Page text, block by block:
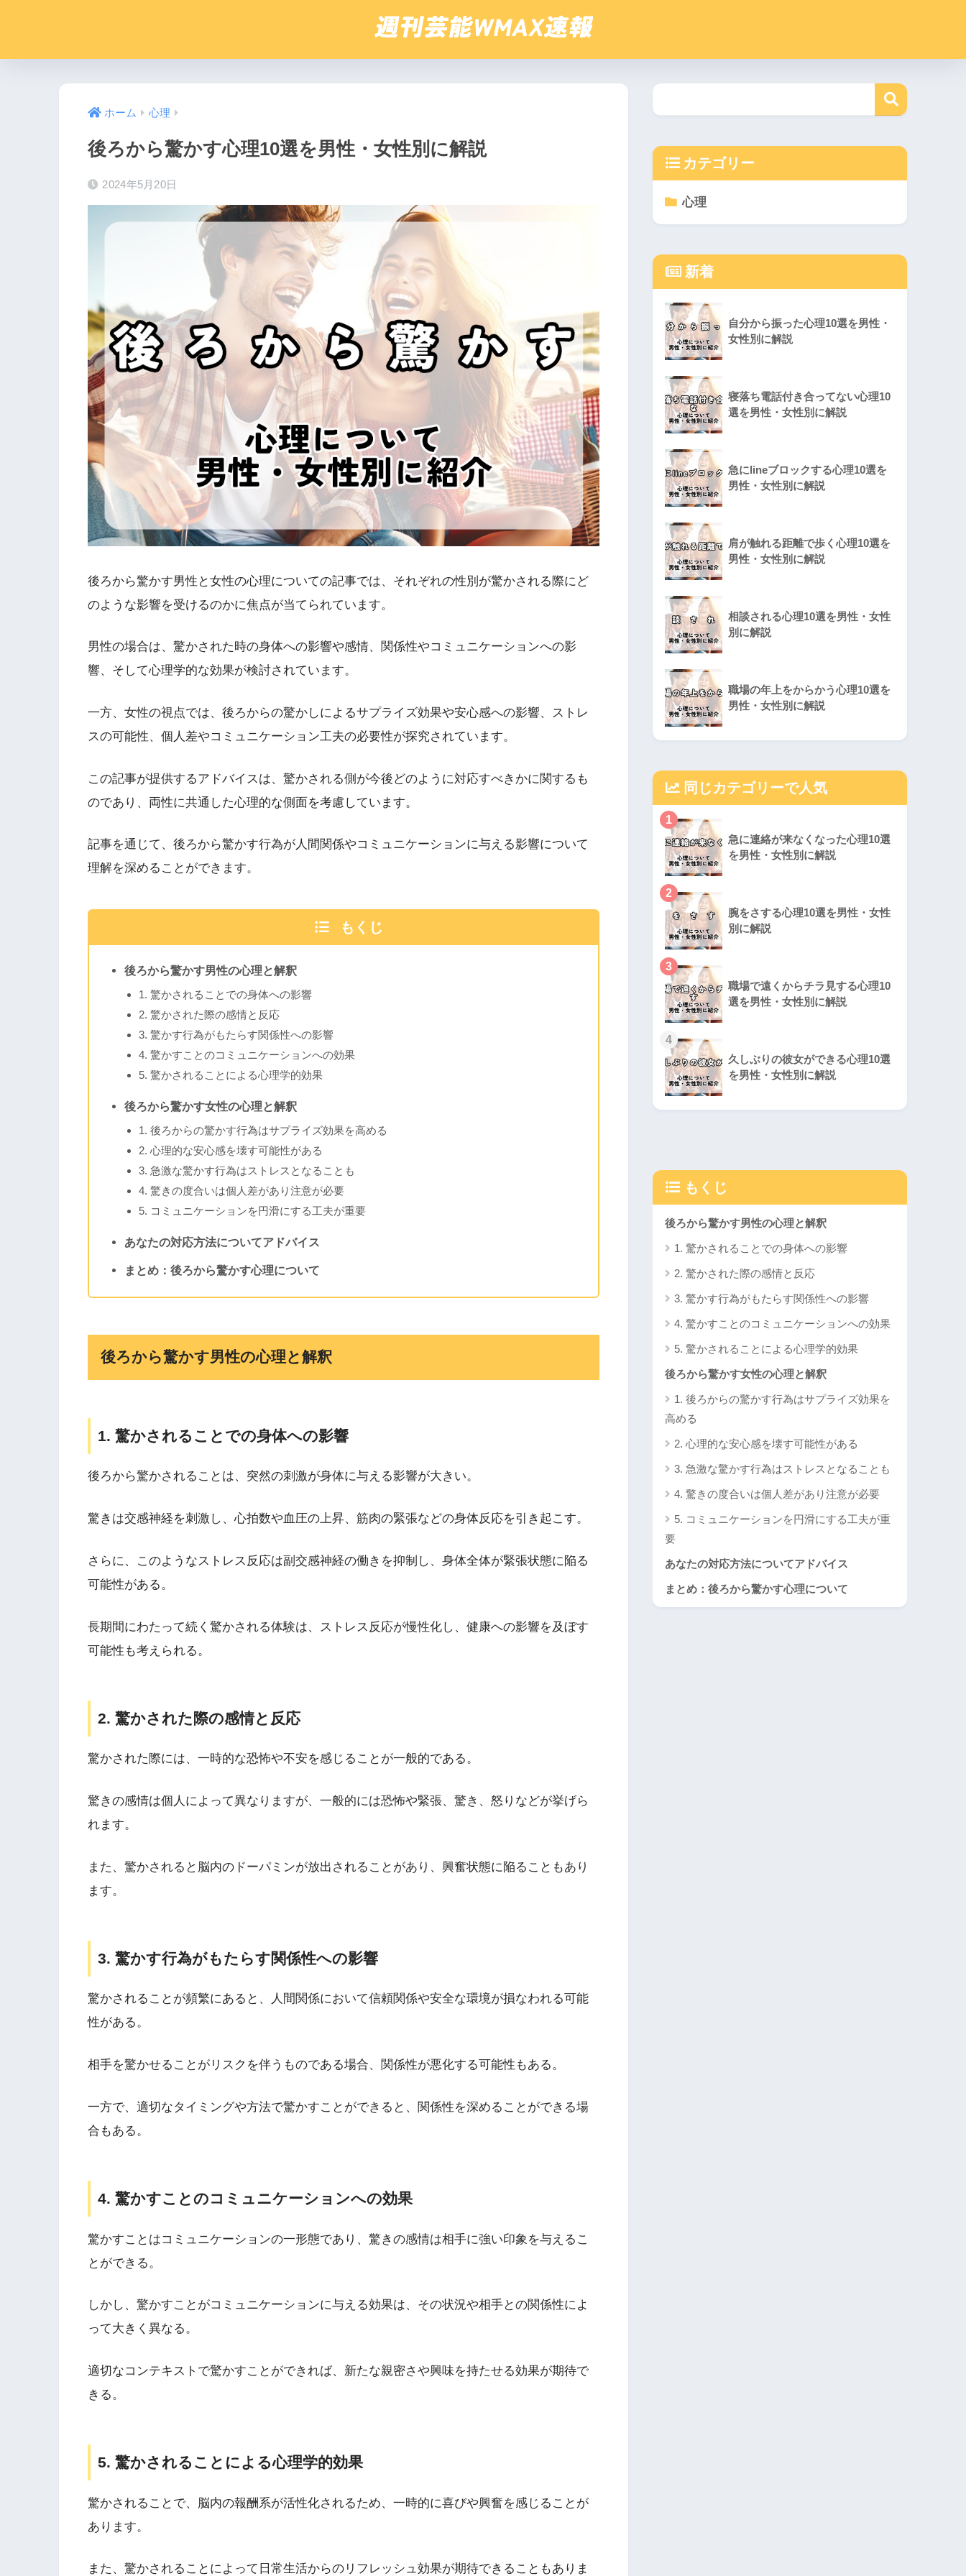
ホーム 心理
後ろから驚かす心理10選を男性・女性別に解説
2024年5月20日
後ろから驚かす男性と女性の心理についての記事では、それぞれの性別が驚かされる際にど
のような影響を受けるのかに焦点が当てられています。
男性の場合は、驚かされた時の身体への影響や感情、関係性やコミュニケーションへの影
響、そして心理学的な効果が検討されています。
一方、女性の視点では、後ろからの驚かしによるサプライズ効果や安心感への影響、ストレ
スの可能性、個人差やコミュニケーション工夫の必要性が探究されています。
この記事が提供するアドバイスは、驚かされる側が今後どのように対応すべきかに関するも
のであり、両性に共通した心理的な側面を考慮しています。
記事を通じて、後ろから驚かす行為が人間関係やコミュニケーションに与える影響について
理解を深めることができます。
もくじ
後ろから驚かす男性の心理と解釈
1. 驚かされることでの身体への影響
2. 驚かされた際の感情と反応
3. 驚かす行為がもたらす関係性への影響
4. 驚かすことのコミュニケーションへの効果
5. 驚かされることによる心理学的効果
後ろから驚かす女性の心理と解釈
1. 後ろからの驚かす行為はサプライズ効果を高める
2. 心理的な安心感を壊す可能性がある
3. 急激な驚かす行為はストレスとなることも
4. 驚きの度合いは個人差があり注意が必要
5. コミュニケーションを円滑にする工夫が重要
あなたの対応方法についてアドバイス
まとめ：後ろから驚かす心理について
後ろから驚かす男性の心理と解釈
1. 驚かされることでの身体への影響
後ろから驚かされることは、突然の刺激が身体に与える影響が大きい。
驚きは交感神経を刺激し、心拍数や血圧の上昇、筋肉の緊張などの身体反応を引き起こす。
さらに、このようなストレス反応は副交感神経の働きを抑制し、身体全体が緊張状態に陥る
可能性がある。
長期間にわたって続く驚かされる体験は、ストレス反応が慢性化し、健康への影響を及ぼす
可能性も考えられる。
2. 驚かされた際の感情と反応
驚かされた際には、一時的な恐怖や不安を感じることが一般的である。
驚きの感情は個人によって異なりますが、一般的には恐怖や緊張、驚き、怒りなどが挙げら
れます。
また、驚かされると脳内のドーパミンが放出されることがあり、興奮状態に陥ることもあり
ます。
3. 驚かす行為がもたらす関係性への影響
驚かされることが頻繁にあると、人間関係において信頼関係や安全な環境が損なわれる可能
性がある。
相手を驚かせることがリスクを伴うものである場合、関係性が悪化する可能性もある。
一方で、適切なタイミングや方法で驚かすことができると、関係性を深めることができる場
合もある。
4. 驚かすことのコミュニケーションへの効果
驚かすことはコミュニケーションの一形態であり、驚きの感情は相手に強い印象を与えるこ
とができる。
しかし、驚かすことがコミュニケーションに与える効果は、その状況や相手との関係性によ
って大きく異なる。
適切なコンテキストで驚かすことができれば、新たな親密さや興味を持たせる効果が期待で
きる。
5. 驚かされることによる心理学的効果
驚かされることで、脳内の報酬系が活性化されるため、一時的に喜びや興奮を感じることが
あります。
また、驚かされることによって日常生活からのリフレッシュ効果が期待できることもありま
カテゴリー
心理
新着
自分から振った心理10選を男性・
女性別に解説
寝落ち電話付き合ってない心理10
選を男性・女性別に解説
急にlineブロックする心理10選を
男性・女性別に解説
肩が触れる距離で歩く心理10選を
男性・女性別に解説
相談される心理10選を男性・女性
別に解説
職場の年上をからかう心理10選を
男性・女性別に解説
同じカテゴリーで人気
1
急に連絡が来なくなった心理10選
を男性・女性別に解説
2
腕をさする心理10選を男性・女性
別に解説
3
職場で遠くからチラ見する心理10
選を男性・女性別に解説
4
久しぶりの彼女ができる心理10選
を男性・女性別に解説
もくじ
後ろから驚かす男性の心理と解釈
1. 驚かされることでの身体への影響
2. 驚かされた際の感情と反応
3. 驚かす行為がもたらす関係性への影響
4. 驚かすことのコミュニケーションへの効果
5. 驚かされることによる心理学的効果
後ろから驚かす女性の心理と解釈
1. 後ろからの驚かす行為はサプライズ効果を
高める
2. 心理的な安心感を壊す可能性がある
3. 急激な驚かす行為はストレスとなることも
4. 驚きの度合いは個人差があり注意が必要
5. コミュニケーションを円滑にする工夫が重
要
あなたの対応方法についてアドバイス
まとめ：後ろから驚かす心理について